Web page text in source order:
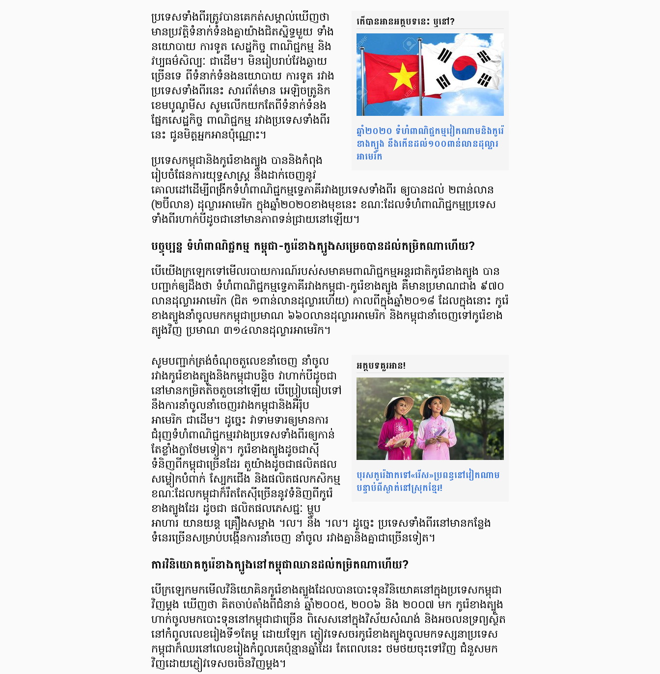
តើ​បាន​អាន​អត្ថបទ​នេះ ឬនៅ?
ឆ្នាំ២០២០ ទំហំ​ពាណិជ្ជកម្ម​វៀតណាម​និង​កូរ៉េ​
ខាង​ត្បូង នឹង​កើន​ដល់​១០០​ពាន់​លាន​ដុល្លារ​
អាមេរិក
ប្រទេស​ទាំងពីរ​ត្រូវ​បាន​គេ​កត់​សម្គាល់​ឃើញ​ថា
មាន​ប្រវត្តិ​ទំនាក់​ទំនង​គ្នា​យ៉ាង​ជិត​ស្និទ្ធ​មួយ ទាំង​
នយោបាយ ការទូត សេដ្ឋកិច្ច ពាណិជ្ជកម្ម និង​
វប្បធម៌​សិល្បៈ ជាដើម។ មិន​រៀបរាប់​វែង​ឆ្ងាយ​
ច្រើន​ទេ ពី​ទំនាក់​ទំនង​នយោបាយ​ ការទូត រវាង​
ប្រទេស​ទាំង​ពីរ​នេះ សារព័ត៌មាន អេឡិចត្រូនិក
ខេមបូណូមីស សូម​លើក​យក​តែ​ពី​ទំនាក់​ទំនង​
ផ្នែក​សេដ្ឋកិច្ច​ ពាណិជ្ជកម្ម រវាង​ប្រទេស​ទាំង​ពីរ​
នេះ ជូន​មិត្ត​អ្នក​អាន​ប៉ុណ្ណោះ។
ប្រទេស​កម្ពុជា​និង​កូរ៉េ​ខាង​ត្បូង បាន​និង​កំពុង​
រៀបចំ​ផែនការ​យុទ្ធសាស្ត្រ និង​ដាក់​ចេញ​នូវ​
គោលដៅ​ដើម្បី​ពង្រីក​ទំហំ​ពាណិជ្ជកម្ម​ទ្វេ​ភាគី​រវាង​ប្រទេស​ទាំង​ពីរ ឲ្យ​បាន​ដល់ ២​ពាន់​លាន​
(២ប៊ីលាន) ដុល្លារ​អាមេរិក ក្នុង​ឆ្នាំ​២០២០​ខាង​មុខ​នេះ ខណៈ​ដែល​ទំហំ​ពាណិជ្ជកម្ម​ប្រទេស​
ទាំង​ពីរ​ហាក់​បី​ដូច​ជា​នៅ​មាន​ភាព​ទន់ជ្រាយ​នៅ​ឡើយ។
បច្ចុប្បន្ន ទំហំ​ពាណិជ្ជកម្ម​ កម្ពុជា-​កូរ៉េ​ខាង​ត្បូង​សម្រេច​បាន​ដល់​កម្រិត​ណា​ហើយ?
បើ​យើង​ក្រឡេក​ទៅ​មើល​របាយការណ៍​របស់​សមាគម​ពាណិជ្ជកម្ម​អន្តរជាតិ​កូរ៉េ​ខាង​ត្បូង បាន​
បញ្ជាក់​ឲ្យ​ដឹង​ថា ទំហំ​ពាណិជ្ជកម្ម​ទ្វេ​ភាគី​រវាង​កម្ពុជា​-កូរ៉េខាងត្បូង គឺ​មាន​ប្រមាណ​ជាង ៩៧០​
លាន​ដុល្លារ​អាមេរិក (ជិត ១​ពាន់​លាន​ដុល្លារ​ហើយ) កាលពី​ក្នុង​ឆ្នាំ​២០១៨ ដែល​ក្នុង​នោះ កូរ៉េ​
ខាង​ត្បូង​នាំចូល​មក​កម្ពុជា​ប្រមាណ ៦៦០​លាន​ដុល្លារ​អាមេរិក និង​កម្ពុជា​នាំ​ចេញ​ទៅ​កូរ៉េ​ខាង​
ត្បូង​វិញ ប្រមាណ ៣១៤​លាន​ដុល្លារ​អាមេរិក។
អត្ថបទគួរអាន!
បុរស​កូរ៉េ​ងាក​ទៅ«រើស»​ប្រពន្ធ​នៅវៀតណាម
បន្ទាប់​ពីស្ងាត់​នៅ​ស្រុក​ខ្មែរ!
សូម​បញ្ជាក់​ត្រង់​ចំណុច​តួលេខ​នាំ​ចេញ នាំចូល
រវាង​កូរ៉េខាងត្បូង​និង​កម្ពុជា​បន្តិច វា​ហាក់​បី​ដូចជា​
នៅ​មាន​កម្រិត​តិចតួច​នៅ​ឡើយ បើ​ប្រៀបធៀប​ទៅ​
នឹង​ការ​នាំ​ចូល​នាំ​ចេញ​រវាង​កម្ពុជា​និង​អឺរ៉ុប
អាមេរិក ជាដើម។ ដូច្នេះ វា​ទាមទារ​ឲ្យ​មាន​ការ​
ជំរុញ​ទំហំ​ពាណិជ្ជកម្ម​រវាង​ប្រទេស​ទាំង​ពីរ​ឲ្យ​កាន់​
តែ​ខ្លាំង​ក្លា​ថែម​ទៀត។ កូរ៉េ​ខាង​ត្បូង​ដូចជា​ស៊ី​
ទំនិញ​ពី​កម្ពុជា​​ច្រើន​ដែរ តួយ៉ាង​ដូចជា​ផលិតផល​
សម្លៀក​បំពាក់ ស្បែក​ជើង និង​ផលិតផល​កសិកម្ម
ខណៈ​ដែល​កម្ពុជា​ក៏​រឹត​តែ​ស៊ី​ច្រើន​នូវទំនិញ​ពី​កូរ៉េ
ខាង​ត្បូង​ដែរ ដូចជា ផលិតផល​ភេសជ្ជៈ ម្ហូប​
អាហារ យានយន្ត គ្រឿង​សម្អាង ។ល។ និង ។ល។ ដូច្នេះ ប្រទេស​ទាំងពីរ​នៅ​មាន​កន្លែង​
ទំនេរ​ច្រើន​សម្រាប់​បង្កើន​ការ​នាំ​ចេញ នាំ​ចូល រវាង​គ្នា​និង​គ្នា​ជា​ច្រើន​ទៀត។
ការ​វិនិយោគ​កូរ៉េ​ខាង​ត្បូង​នៅ​ក​ម្ពុជា​ឈាន​ដល់​កម្រិត​ណា​ហើយ?
បើ​ក្រឡេក​មក​មើល​វិនិយោគិន​កូរ៉េ​ខាង​ត្បួង​ដែល​បាន​បោះទុន​វិនិយោគ​នៅ​ក្នុង​ប្រទេស​កម្ពុជា​
វិញ​ម្តង ឃើញ​ថា គិត​ចាប់​តាំង​ពី​ជំនាន់ ឆ្នាំ​២០០៥, ២០០៦ និង ២០០៧ មក កូរ៉េ​ខាងត្បូង​
ហាក់​ចូល​មក​បោះទុន​នៅ​កម្ពុជា​ជាច្រើន ពិសេស​នៅ​ក្នុង​វិស័យ​សំណង់ និង​អចលនទ្រព្យ​ស្ថិត​
នៅ​កំពូល​លេខ​រៀង​ទី១​តែ​ម្ត ដោយ​ឡែក​ ភ្ញៀវ​ទេសចរ​កូរ៉េ​ខាង​ត្បូង​ចូល​មក​ទស្សនា​ប្រទេស​
កម្ពុជា​ក៏​ឈរ​នៅ​លេខ​រៀង​កំពូល​គេ​ប៉ុន្មាន​ឆ្នាំ​ដែរ តែ​ពេលនេះ ថមថយ​ចុះ​ទៅ​វិញ ជំនួស​មក​
វិញ​ដោយ​ភ្ញៀវ​ទេសចរ​ចិន​វិញម្តង។